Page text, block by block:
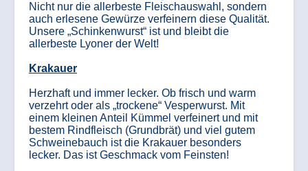
Nicht nur die allerbeste Fleischauswahl, sondern
auch erlesene Gewürze verfeinern diese Qualität.
Unsere „Schinkenwurst“ ist und bleibt die
allerbeste Lyoner der Welt!
Krakauer
Herzhaft und immer lecker. Ob frisch und warm
verzehrt oder als „trockene“ Vesperwurst. Mit
einem kleinen Anteil Kümmel verfeinert und mit
bestem Rindfleisch (Grundbrät) und viel gutem
Schweinebauch ist die Krakauer besonders
lecker. Das ist Geschmack vom Feinsten!